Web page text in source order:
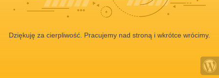
Dziękuję za cierpliwość. Pracujemy nad stroną i wkrótce wrócimy.